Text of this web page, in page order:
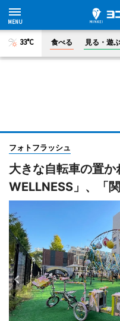
33°C 食べる 見る・遊ぶ
フォトフラッシュ
大きな自転車の置
WELLNESS」、「